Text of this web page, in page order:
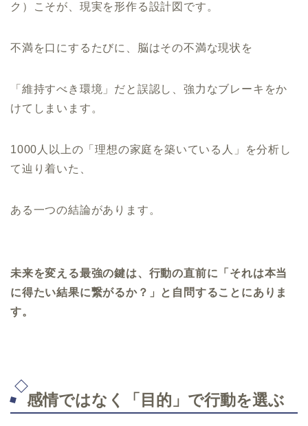
ク）こそが、現実を形作る設計図です。
不満を口にするたびに、脳はその不満な現状を
「維持すべき環境」だと誤認し、強力なブレーキをか
けてしまいます。
1000人以上の「理想の家庭を築いている人」を分析し
て辿り着いた、
ある一つの結論があります。
未来を変える最強の鍵は、行動の直前に「それは本当
に得たい結果に繋がるか？」と自問することにありま
す。
感情ではなく「目的」で行動を選ぶ